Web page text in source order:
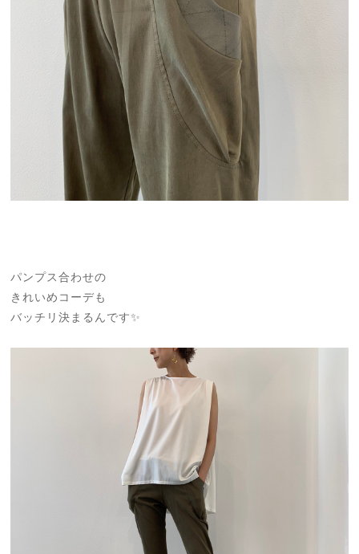
パンプス合わせの
きれいめコーデも
バッチリ決まるんです✨